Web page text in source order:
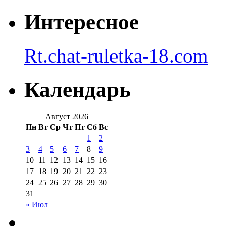
Интересное
Rt.chat-ruletka-18.com
Календарь
Август 2026
Пн Вт Ср Чт Пт Сб Вс
« Июл
1
2
3
4 5 6 7 8
9
10 11 12 13 14 15 16
17 18 19 20 21 22 23
24 25 26 27 28 29 30
31